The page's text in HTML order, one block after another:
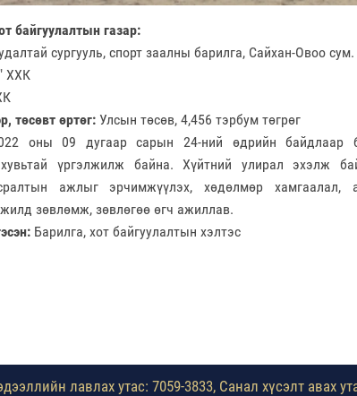
байгуулалтын газар:
сургууль, спорт заалны барилга, Сайхан-Овоо сум.
ХХК
төсөвт өртөг: Улсын төсөв, 4,456 тэрбум төгрөг
оны 09 дугаар сарын 24-ний өдрийн байдлаар
үргэлжилж байна. Хүйтний улирал эхэлж
ажлыг эрчимжүүлэх, хөдөлмөр хамгаалал,
зөвлөмж, зөвлөгөө өгч ажиллав.
Барилга, хот байгуулалтын хэлтэс
лавлах утас: 7059-3833, Санал хүсэлт авах